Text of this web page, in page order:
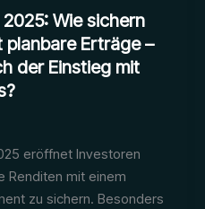
Wie sichern
Erträge –
der Einstieg mit
eröffnet Investoren
Renditen mit einem
zu sichern. Besonders